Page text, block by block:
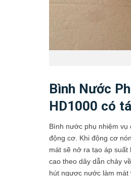
Bình Nước
HD1000 có
Bình nước phụ nhiệm
động cơ. Khi động cơ
mát sẽ nở ra tạo áp
cao theo dây dẫn chảy
hút ngược nước làm mát